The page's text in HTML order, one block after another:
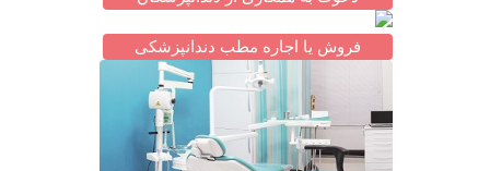
فروش یا اجاره مطب دندانپزشکی